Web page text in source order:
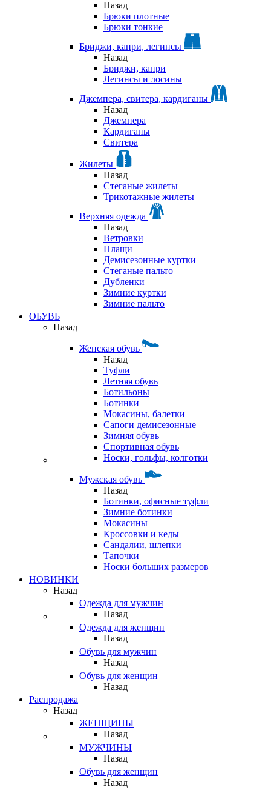
Назад
Брюки плотные
Брюки тонкие
Бриджи, капри, легинсы
Назад
Бриджи, капри
Легинсы и лосины
Джемпера, свитера, кардиганы
Назад
Джемпера
Кардиганы
Свитера
Жилеты
Назад
Стеганые жилеты
Трикотажные жилеты
Верхняя одежда
Назад
Ветровки
Плащи
Демисезонные куртки
Стеганые пальто
Дубленки
Зимние куртки
Зимние пальто
ОБУВЬ
Назад
Женская обувь
Назад
Туфли
Летняя обувь
Ботильоны
Ботинки
Мокасины, балетки
Сапоги демисезонные
Зимняя обувь
Спортивная обувь
Носки, гольфы, колготки
Мужская обувь
Назад
Ботинки, офисные туфли
Зимние ботинки
Мокасины
Кроссовки и кеды
Сандалии, шлепки
Тапочки
Носки больших размеров
НОВИНКИ
Назад
Одежда для мужчин
Назад
Одежда для женщин
Назад
Обувь для мужчин
Назад
Обувь для женщин
Назад
Распродажа
Назад
ЖЕНЩИНЫ
Назад
МУЖЧИНЫ
Назад
Обувь для женщин
Назад